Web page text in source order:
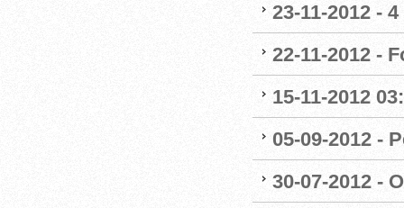
23-11-2012 -
22-11-2012 -
15-11-2012
05-09-2012 -
30-07-2012 -